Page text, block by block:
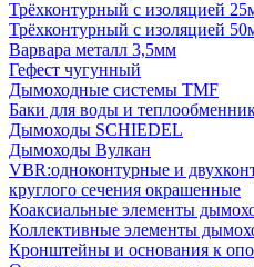
Трёхконтурный с изоляцией
Трёхконтурный с изоляцией
Варвара металл 3,5мм
Гефест чугунный
Дымоходные системы TMF
Баки для воды и
Дымоходы SCHIEDEL
Дымоходы Вулкан
VBR:одноконтурные и
круглого сечения окрашенные
Коаксиальные элементы
Коллективные элементы
Кронштейны и основания к